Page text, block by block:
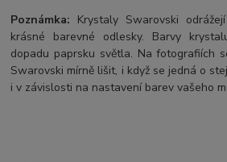
Poznámka: Krystaly Swarovski
krásné barevné odlesky. Barvy
dopadu paprsku světla. Na fotografiích
Swarovski mírně lišit, i když se jedná o
i v závislosti na nastavení barev vašeho